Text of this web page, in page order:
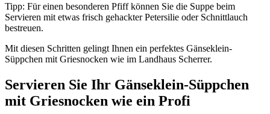
Tipp: Für einen besonderen Pfiff können Sie die Suppe beim
Servieren mit etwas frisch gehackter Petersilie oder Schnittlauch
bestreuen.
Mit diesen Schritten gelingt Ihnen ein perfektes Gänseklein-
Süppchen mit Griesnocken wie im Landhaus Scherrer.
Servieren Sie Ihr Gänseklein-Süppchen
mit Griesnocken wie ein Profi